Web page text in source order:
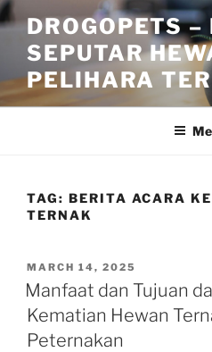
Skip
to
content
DROGOPETS
SEPUTAR
PELIHARA
TAG: BERITA ACARA
TERNAK
POSTED
ON
MARCH 14, 2025
Manfaat dan Tujuan
Kematian Hewan
Peternakan